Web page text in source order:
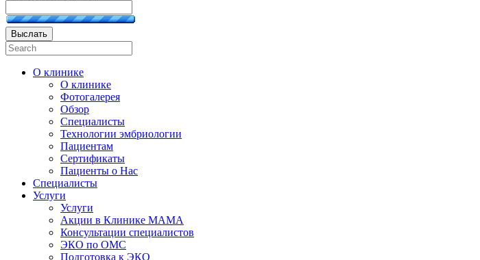
Выслать
О клинике
О клинике
Фотогалерея
Обзор
Специалисты
Технологии эмбриологии
Пациентам
Сертификаты
Пациенты о Нас
Специалисты
Услуги
Услуги
Акции в Клинике МАМА
Консультации специалистов
ЭКО по ОМС
Подготовка к ЭКО